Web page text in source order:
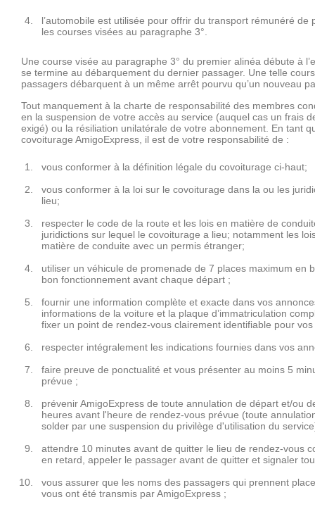
l’automobile est utilisée pour offrir du transport rémunéré
les courses visées au paragraphe 3°.
Une course visée au paragraphe 3° du premier alinéa débute à
se termine au débarquement du dernier passager. Une telle
passagers débarquent à un même arrêt pourvu qu’un nouveau
Tout manquement à la charte de responsabilité des membres
en la suspension de votre accès au service (auquel cas un frais
exigé) ou la résiliation unilatérale de votre abonnement. En tant
covoiturage AmigoExpress, il est de votre responsabilité de :
vous conformer à la définition légale du covoiturage ci-haut;
vous conformer à la loi sur le covoiturage dans la ou les
lieu;
respecter le code de la route et les lois en matière de
juridictions sur lequel le covoiturage a lieu; notamment les
matière de conduite avec un permis étranger;
utiliser un véhicule de promenade de 7 places maximum en
bon fonctionnement avant chaque départ ;
fournir une information complète et exacte dans vos
informations de la voiture et la plaque d’immatriculation
fixer un point de rendez-vous clairement identifiable pour
respecter intégralement les indications fournies dans vos
faire preuve de ponctualité et vous présenter au moins 5
prévue ;
prévenir AmigoExpress de toute annulation de départ et/ou
heures avant l'heure de rendez-vous prévue (toute
solder par une suspension du privilège d'utilisation du
attendre 10 minutes avant de quitter le lieu de rendez-vous
en retard, appeler le passager avant de quitter et signaler
vous assurer que les noms des passagers qui prennent
vous ont été transmis par AmigoExpress ;